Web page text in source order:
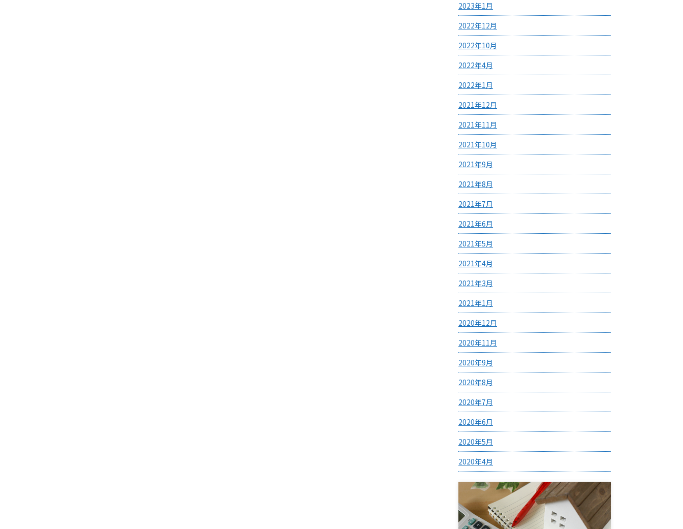
2023年1月
2022年12月
2022年10月
2022年4月
2022年1月
2021年12月
2021年11月
2021年10月
2021年9月
2021年8月
2021年7月
2021年6月
2021年5月
2021年4月
2021年3月
2021年1月
2020年12月
2020年11月
2020年9月
2020年8月
2020年7月
2020年6月
2020年5月
2020年4月